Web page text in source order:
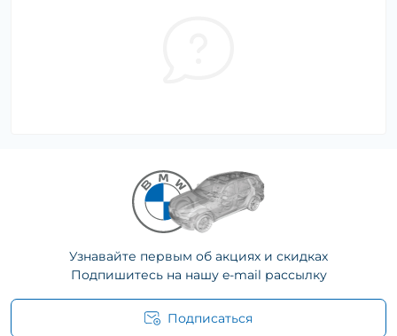
Узнавайте первым об акциях и скидках
Подпишитесь на нашу e-mail рассылку
Подписаться